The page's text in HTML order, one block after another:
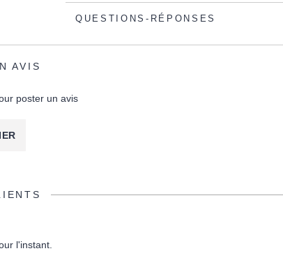
QUESTIONS-RÉPONSES
AVIS
poster un avis
l'instant.